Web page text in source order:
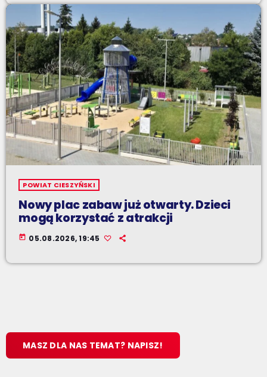
POWIAT CIESZYŃSKI
Nowy plac zabaw już otwarty. Dzieci
mogą korzystać z atrakcji
today 05.08.2026, 19:45
MASZ DLA NAS TEMAT? NAPISZ!